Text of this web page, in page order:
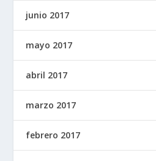
junio 2017
mayo 2017
abril 2017
marzo 2017
febrero 2017